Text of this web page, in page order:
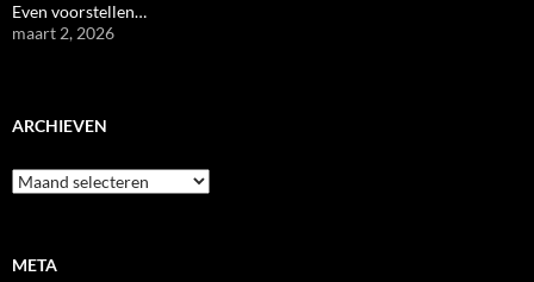
Even voorstellen…
maart 2, 2026
ARCHIEVEN
Archieven
META